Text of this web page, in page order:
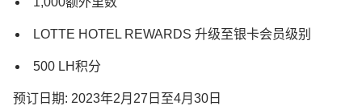
LOTTE HOTEL REWARDS 升级至银卡会员级别
500 LH积分
预订日期: 2023年2月27日至4月30日